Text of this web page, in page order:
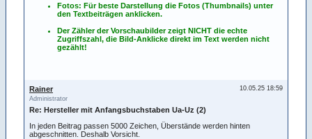
Fotos: Für beste Darstellung die Fotos (Thumbnails) unter
den Textbeiträgen anklicken.
Der Zähler der Vorschaubilder zeigt NICHT die echte
Zugriffszahl, die Bild-Anklicke direkt im Text werden nicht
gezählt!
10.05.25 18:59
Rainer
Administrator
Re: Hersteller mit Anfangsbuchstaben Ua-Uz (2)
In jeden Beitrag passen 5000 Zeichen, Überstände werden hinten
abgeschnitten. Deshalb Vorsicht.